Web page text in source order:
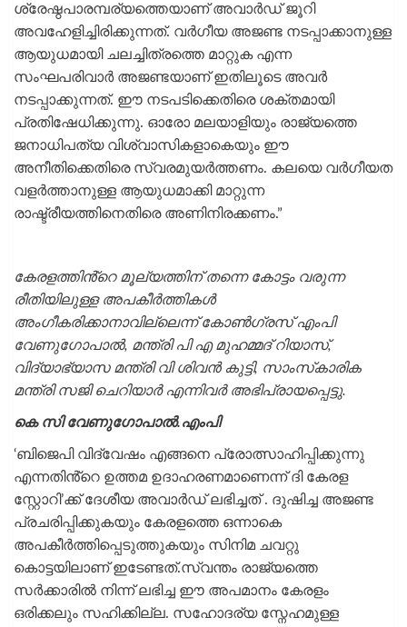
ശ്രേഷ്ഠപാരമ്പര്യത്തെയാണ് അവാർഡ് ജൂറി
അവഹേളിച്ചിരിക്കുന്നത്. വർഗീയ അജണ്ട നടപ്പാക്കാനുള്ള
ആയുധമായി ചലച്ചിത്രത്തെ മാറ്റുക എന്ന
സംഘപരിവാർ അജണ്ടയാണ് ഇതിലൂടെ അവർ
നടപ്പാക്കുന്നത്. ഈ നടപടിക്കെതിരെ ശക്തമായി
പ്രതിഷേധിക്കുന്നു. ഓരോ മലയാളിയും രാജ്യത്തെ
ജനാധിപത്യ വിശ്വാസികളാകെയും ഈ
അനീതിക്കെതിരെ സ്വരമുയർത്തണം. കലയെ വർഗീയത
വളർത്താനുള്ള ആയുധമാക്കി മാറ്റുന്ന
രാഷ്ട്രീയത്തിനെതിരെ അണിനിരക്കണം.”
കേരളത്തിൻ്റെ മൂല്യത്തിന് തന്നെ കോട്ടം വരുന്ന
രീതിയിലുള്ള അപകീര്‍ത്തികള്‍
അംഗീകരിക്കാനാവില്ലെന്ന് കോൺഗ്രസ് എംപി
വേണുഗോപാൽ, മന്ത്രി പി എ മുഹമ്മദ് റിയാസ്,
വിദ്യാഭ്യാസ മന്ത്രി വി ശിവന്‍ കുട്ടി, സാംസ്‌കാരിക
മന്ത്രി സജി ചെറിയാര്‍ എന്നിവര്‍ അഭിപ്രായപ്പെട്ടു.
കെ സി വേണുഗോപാൽ.എംപി
‘ബിജെപി വിദ്വേഷം എങ്ങനെ പ്രോത്സാഹിപ്പിക്കുന്നു
എന്നതിൻ്റെ ഉത്തമ ഉദാഹരണമാണെന്ന് ദി കേരള
സ്റ്റോറി’ക്ക് ദേശീയ അവാർഡ് ലഭിച്ചത് . ദുഷിച്ച അജണ്ട
പ്രചരിപ്പിക്കുകയും കേരളത്തെ ഒന്നാകെ
അപകീർത്തിപ്പെടുത്തുകയും സിനിമ ചവറ്റു
കൊട്ടയിലാണ് ഇടേണ്ടത്.സ്വന്തം രാജ്യത്തെ
സർക്കാരിൽ നിന്ന് ലഭിച്ച ഈ അപമാനം കേരളം
ഒരിക്കലും സഹിക്കില്ല. സഹോദര്യ സ്നേഹമുള്ള